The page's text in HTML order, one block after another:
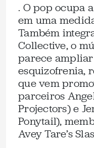
. O pop ocupa
em uma
Também
Collective, o
parece
esquizofrenia,
que vem
parceiros
Projectors) e
Ponytail),
Avey Tare’s